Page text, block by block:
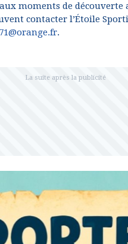
moments de découverte
contacter l’Étoile
.